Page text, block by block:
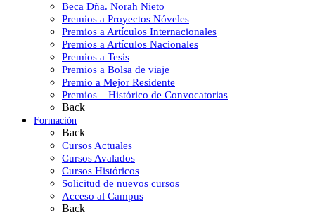
Beca Dña. Norah Nieto
Premios a Proyectos Nóveles
Premios a Artículos Internacionales
Premios a Artículos Nacionales
Premios a Tesis
Premios a Bolsa de viaje
Premio a Mejor Residente
Premios – Histórico de Convocatorias
Back
Formación
Back
Cursos Actuales
Cursos Avalados
Cursos Históricos
Solicitud de nuevos cursos
Acceso al Campus
Back